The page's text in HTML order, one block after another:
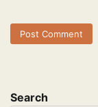
Search